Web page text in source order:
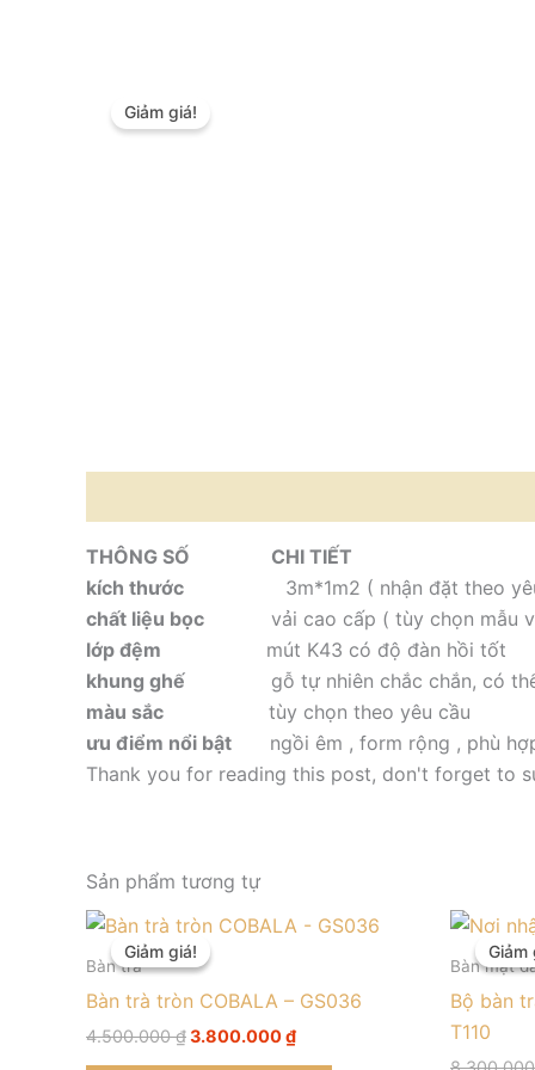
Giảm giá!
THÔNG SỐ CHI TIẾT
kích thước 3m*1m2 ( nhận đặt theo yêu
chất liệu bọc vải cao cấp ( tùy chọn mẫu
lớp đệm mút K43 có độ đàn hồi tốt
khung ghế gỗ tự nhiên chắc chắn, có
màu sắc tùy chọn theo yêu cầu
ưu điểm nổi bật ngồi êm , form rộng , phù
Thank you for reading this post, don't forget to
Sản phẩm tương tự
Giảm giá!
Giảm giá!
Bàn trà
Bàn trà tròn COBALA – GS036
4.500.000₫
Giá
gốc
là:
3.800.000₫
Giá
3.800.000 ₫.
Giảm
Giảm
Bàn mặt
Bộ bàn
T110